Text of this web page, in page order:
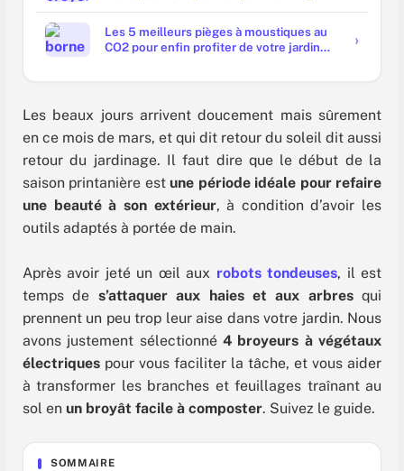
Les 5 meilleurs pièges à moustiques au
CO2 pour enfin profiter de votre jardin
Les beaux jours arrivent doucement mais sûrement
en ce mois de mars, et qui dit retour du soleil dit aussi
retour du jardinage. Il faut dire que le début de la
saison printanière est une période idéale pour refaire
une beauté à son extérieur, à condition d’avoir les
outils adaptés à portée de main.
Après avoir jeté un œil aux robots tondeuses, il est
temps de s’attaquer aux haies et aux arbresqui
prennent un peu trop leur aise dans votre jardin. Nous
avons justement sélectionné 4 broyeurs à végétaux
électriques pour vous faciliter la tâche, et vous aider
à transformer les branches et feuillages traînant au
sol en un broyât facile à composter. Suivez le guide.
SOMMAIRE